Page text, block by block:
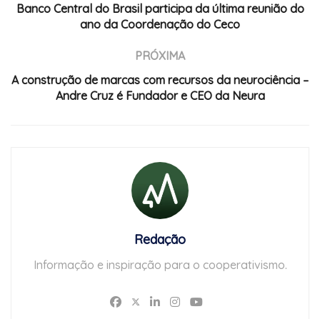
Banco Central do Brasil participa da última reunião do
ano da Coordenação do Ceco
PRÓXIMA
A construção de marcas com recursos da neurociência –
Andre Cruz é Fundador e CEO da Neura
Redação
Informação e inspiração para o cooperativismo.